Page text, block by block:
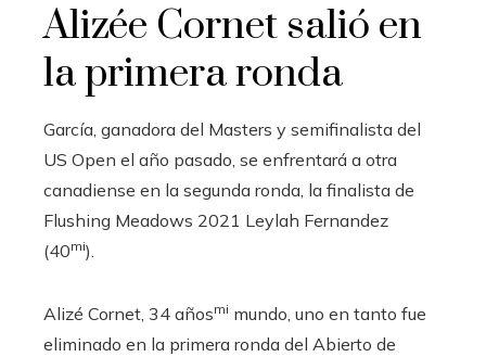
Alizée Cornet salió en
la primera ronda
García, ganadora del Masters y semifinalista del
US Open el año pasado, se enfrentará a otra
canadiense en la segunda ronda, la finalista de
Flushing Meadows 2021 Leylah Fernandez
(40mi).
Alizé Cornet, 34 añosmi mundo, uno en tanto fue
eliminado en la primera ronda del Abierto de